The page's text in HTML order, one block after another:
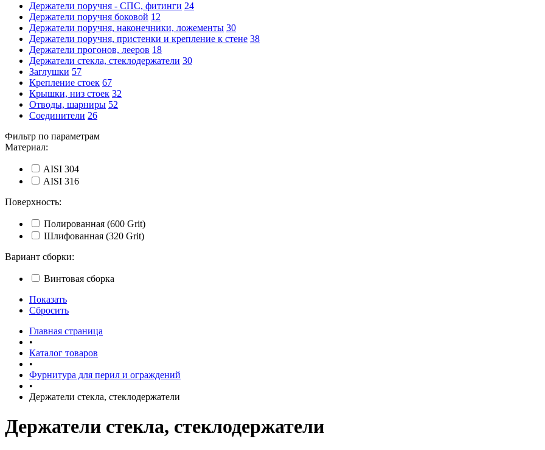
Держатели поручня - СПС, фитинги 24
Держатели поручня боковой 12
Держатели поручня, наконечники, ложементы 30
Держатели поручня, пристенки и крепление к стене 38
Держатели прогонов, лееров 18
Держатели стекла, стеклодержатели 30
Заглушки 57
Крепление стоек 67
Крышки, низ стоек 32
Отводы, шарниры 52
Соединители 26
Фильтр по параметрам
Материал:
AISI 304
AISI 316
Поверхность:
Полированная (600 Grit)
Шлифованная (320 Grit)
Вариант сборки:
Винтовая сборка
Показать
Сбросить
Главная страница
•
Каталог товаров
•
Фурнитура для перил и ограждений
•
Держатели стекла, стеклодержатели
Держатели стекла, стеклодержатели